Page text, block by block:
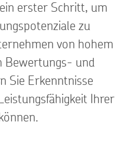
erster Schritt, um
zu
von hohem
Bewertungs- und
Sie Erkenntnisse
Ihrer